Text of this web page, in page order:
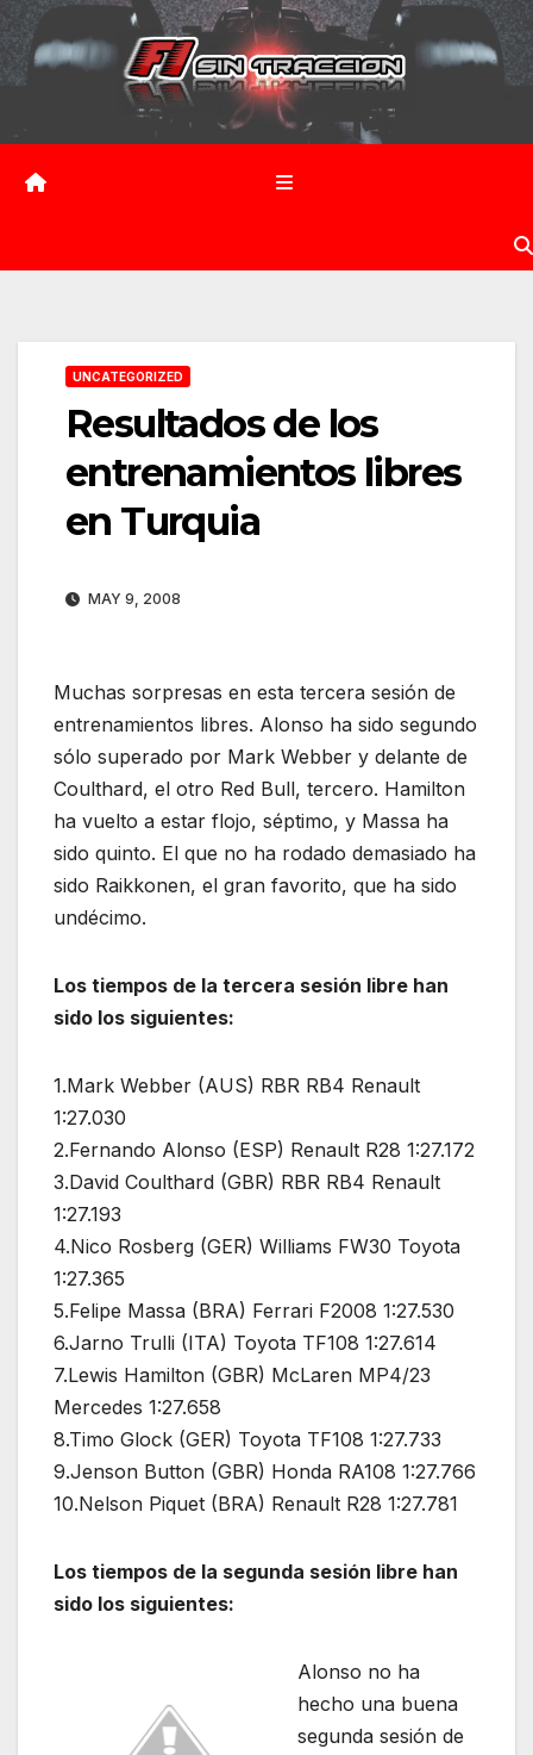
Saltar
contenido
UNCATEGORIZED
Resultados de los
entrenamientos libres
en Turquia
MAY 9, 2008
Muchas sorpresas en esta tercera sesión de
entrenamientos libres. Alonso ha sido segundo
sólo superado por Mark Webber y delante de
Coulthard, el otro Red Bull, tercero. Hamilton
ha vuelto a estar flojo, séptimo, y Massa ha
sido quinto. El que no ha rodado demasiado ha
sido Raikkonen, el gran favorito, que ha sido
undécimo.
Los tiempos de la tercera sesión libre han
sido los siguientes:
1.Mark Webber (AUS) RBR RB4 Renault
1:27.030
2.Fernando Alonso (ESP) Renault R28 1:27.172
3.David Coulthard (GBR) RBR RB4 Renault
1:27.193
4.Nico Rosberg (GER) Williams FW30 Toyota
1:27.365
5.Felipe Massa (BRA) Ferrari F2008 1:27.530
6.Jarno Trulli (ITA) Toyota TF108 1:27.614
7.Lewis Hamilton (GBR) McLaren MP4/23
Mercedes 1:27.658
8.Timo Glock (GER) Toyota TF108 1:27.733
9.Jenson Button (GBR) Honda RA108 1:27.766
10.Nelson Piquet (BRA) Renault R28 1:27.781
Los tiempos de la segunda sesión libre han
sido los siguientes:
Alonso no ha
hecho una buena
segunda sesión de